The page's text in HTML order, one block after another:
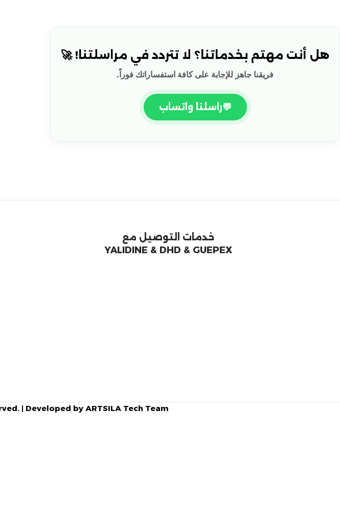
هل أنت مهتم بخدماتنا؟ لا تتردد في مراسلتنا! 🚀
فريقنا جاهز للإجابة على كافة استفساراتك فوراً.
💬راسلنا واتساب
خدمات التوصيل مع
YALIDINE & DHD & GUEPEX
| Developed by ARTSILA Tech Team